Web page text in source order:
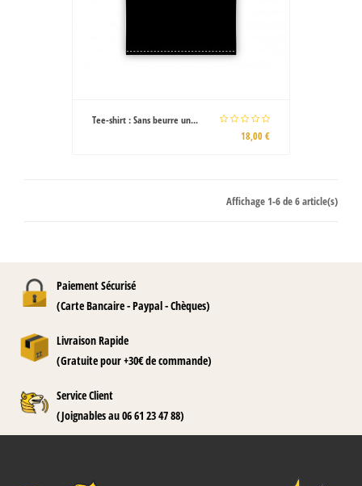
Tee-shirt : Sans beurre un...
18,00 €
Affichage 1-6 de 6 article(s)
Paiement Sécurisé
(Carte Bancaire - Paypal - Chèques)
Livraison Rapide
(Gratuite pour +30€ de commande)
Service Client
(Joignables au 06 61 23 47 88)